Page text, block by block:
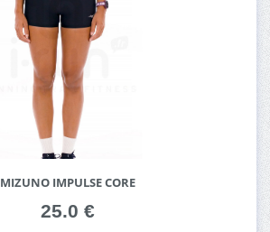
MIZUNO IMPULSE CORE
25.0 €